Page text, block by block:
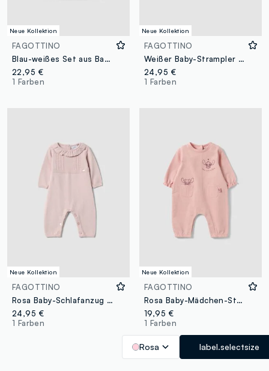
Neue Kollektion
FAGOTTINO
Blau-weißes Set aus Baumwoll-Viskose-Mix mit klassischem Kragen für Baby-Mädchen
22,95 €
1 Farben
Neue Kollektion
FAGOTTINO
Weißer Baby-Strampler aus reiner Bio-Baumwolle mit Zopfmuster
24,95 €
1 Farben
Neue Kollektion
FAGOTTINO
Rosa Baby-Schlafanzug aus reiner Bio-Baumwolle mit Rüschenkragen
24,95 €
1 Farben
Neue Kollektion
FAGOTTINO
Rosa Baby-Mädchen-Strampler aus reiner Bio-Baumwolle mit Stitch-Print
19,95 €
1 Farben
Rosa label.selectsize